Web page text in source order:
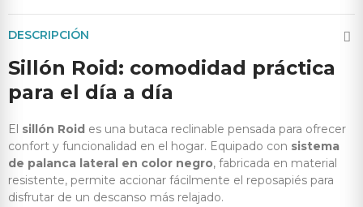
DESCRIPCIÓN
Sillón Roid: comodidad práctica
para el día a día
El sillón Roid es una butaca reclinable pensada para ofrecer
confort y funcionalidad en el hogar. Equipado con sistema
de palanca lateral en color negro, fabricada en material
resistente, permite accionar fácilmente el reposapiés para
disfrutar de un descanso más relajado.